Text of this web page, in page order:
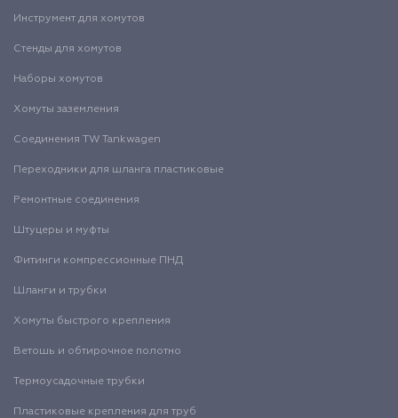
Инструмент для хомутов
Стенды для хомутов
Наборы хомутов
Хомуты заземления
Соединения TW Tankwagen
Переходники для шланга пластиковые
Ремонтные соединения
Штуцеры и муфты
Фитинги компрессионные ПНД
Шланги и трубки
Хомуты быстрого крепления
Ветошь и обтирочное полотно
Термоусадочные трубки
Пластиковые крепления для труб